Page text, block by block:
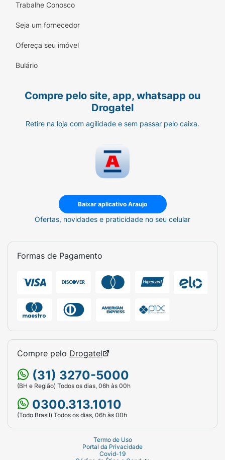
Trabalhe Conosco
Seja um fornecedor
Ofereça seu imóvel
Bulário
Compre pelo site, app, whatsapp ou
Drogatel
Retire na loja com agilidade e sem passar pelo caixa.
Baixar aplicativo Araujo
Ofertas, novidades e praticidade no seu celular
Formas de Pagamento
Compre pelo Drogatel
(31) 3270-5000
(BH e Região) Todos os dias, 06h às 00h
0300.313.1010
(Todo Brasil) Todos os dias, 06h às 00h
Termo de Uso
Portal da Privacidade
Covid-19